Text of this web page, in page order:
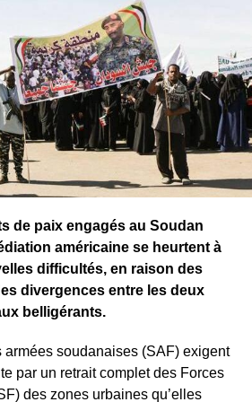
assure qu’il n’y a
quant à l’état de santé du
retour imminent au pays.
de paix engagés au Soudan
américaine se heurtent à
difficultés, en raison des
divergences entre les deux
belligérants.
armées soudanaises (SAF) exigent
par un retrait complet des Forces
des zones urbaines qu’elles